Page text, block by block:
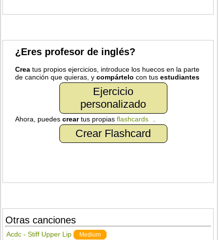
¿Eres profesor de inglés?
Crea tus propios ejercicios, introduce los huecos en la parte
de canción que quieras, ycompártelo con tusestudiantes
Ejercicio
personalizado
Ahora, puedescreartus propiasflashcards
Crear Flashcard
Otras canciones
Acdc - Stiff Upper Lip Medium